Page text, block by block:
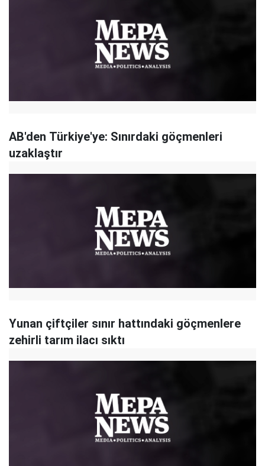
AB'den Türkiye'ye: Sınırdaki göçmenleri
uzaklaştır
Yunan çiftçiler sınır hattındaki göçmenlere
zehirli tarım ilacı sıktı